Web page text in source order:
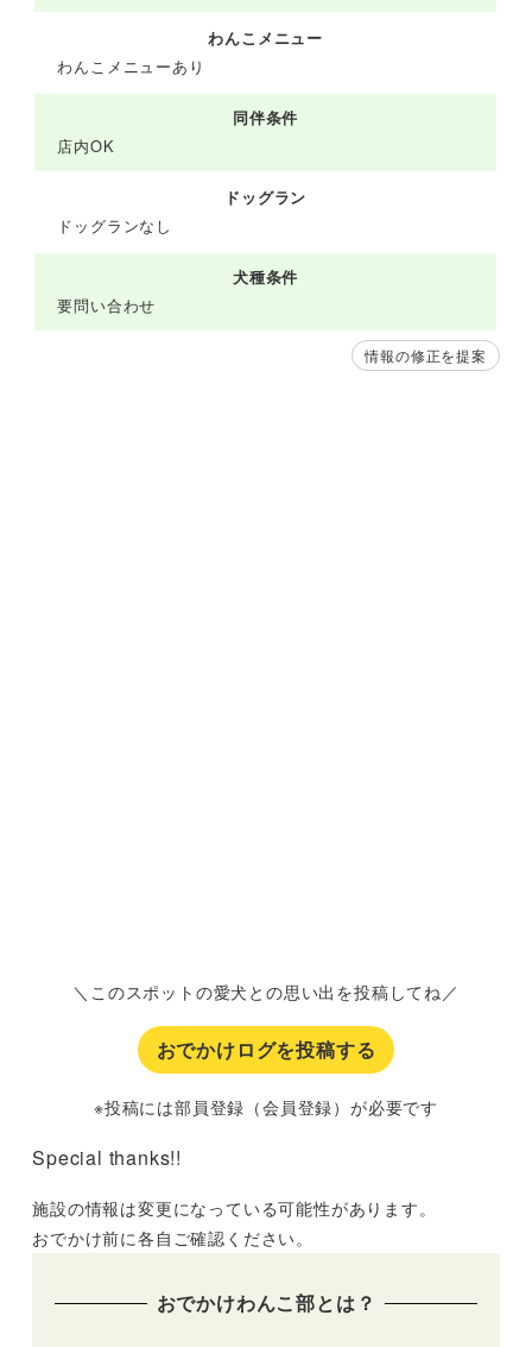
わんこメニュー
わんこメニューあり
同伴条件
店内OK
ドッグラン
ドッグランなし
犬種条件
要問い合わせ
情報の修正を提案
＼このスポットの愛犬との思い出を投稿してね／
おでかけログを投稿する
※投稿には部員登録（会員登録）が必要です
Special thanks!!
施設の情報は変更になっている可能性があります。
おでかけ前に各自ご確認ください。
おでかけわんこ部とは？